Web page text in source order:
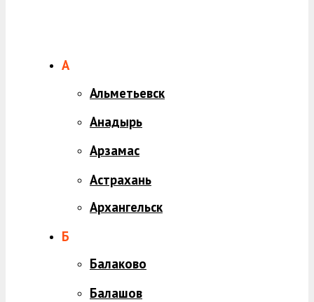
А
Альметьевск
Анадырь
Арзамас
Астрахань
Архангельск
Б
Балаково
Балашов